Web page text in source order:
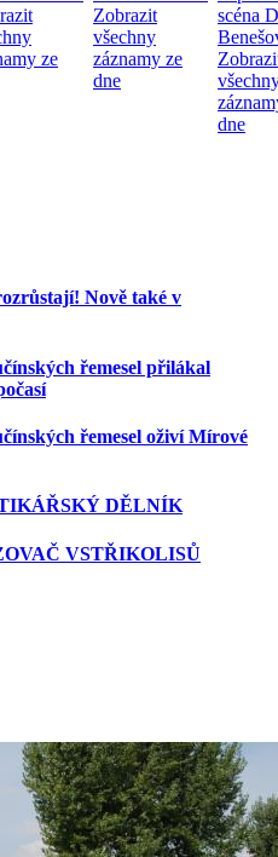
ze
Zobrazit
všechny
záznamy ze
dne
scéna
dne
Nově také v
řemesel přilákal
řemesel oživí Mírové
DĚLNÍK
VSTŘIKOLISŮ